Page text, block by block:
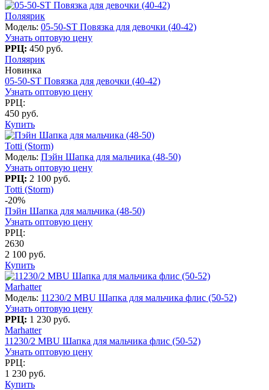
Поляярик
Модель: 05-50-ST Повязка для девочки (40-42)
Узнать оптовую цену
РРЦ: 450 руб.
Поляярик
Новинка
05-50-ST Повязка для девочки (40-42)
Узнать оптовую цену
РРЦ:
450 руб.
Купить
Totti (Storm)
Модель: Пэйн Шапка для мальчика (48-50)
Узнать оптовую цену
РРЦ: 2 100 руб.
Totti (Storm)
-20%
Пэйн Шапка для мальчика (48-50)
Узнать оптовую цену
РРЦ:
2630
2 100 руб.
Купить
Marhatter
Модель: 11230/2 MBU Шапка для мальчика флис (50-52)
Узнать оптовую цену
РРЦ: 1 230 руб.
Marhatter
11230/2 MBU Шапка для мальчика флис (50-52)
Узнать оптовую цену
РРЦ:
1 230 руб.
Купить